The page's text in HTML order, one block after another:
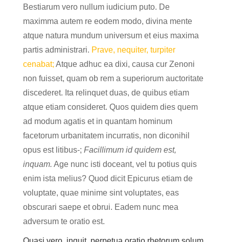
Bestiarum vero nullum iudicium puto. De
maximma autem re eodem modo, divina mente
atque natura mundum universum et eius maxima
partis administrari. Prave, nequiter, turpiter
cenabat; Atque adhuc ea dixi, causa cur Zenoni
non fuisset, quam ob rem a superiorum auctoritate
discederet. Ita relinquet duas, de quibus etiam
atque etiam consideret. Quos quidem dies quem
ad modum agatis et in quantam hominum
facetorum urbanitatem incurratis, non diconihil
opus est litibus-; Facillimum id quidem est,
inquam. Age nunc isti doceant, vel tu potius quis
enim ista melius? Quod dicit Epicurus etiam de
voluptate, quae minime sint voluptates, eas
obscurari saepe et obrui. Eadem nunc mea
adversum te oratio est.